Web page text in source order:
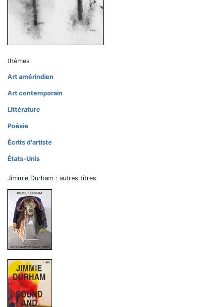
thèmes
Art amérindien
Art contemporain
Littérature
Poésie
Écrits d'artiste
États-Unis
Jimmie Durham : autres titres